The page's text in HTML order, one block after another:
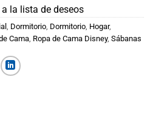
la lista de deseos
Dormitorio Dormitorio Hogar,
Cama Ropa de Cama Disney, Sábanas